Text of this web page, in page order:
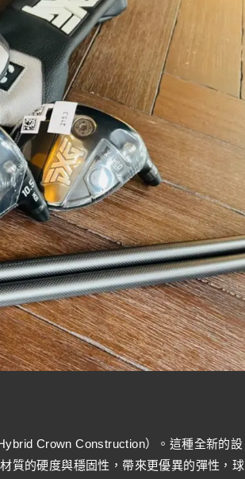
Crown Construction）。這種全新的設
質的硬度與穩固性，帶來更優異的彈性，球